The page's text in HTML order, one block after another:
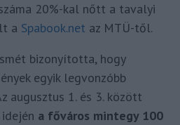
20%-kal nőtt a tavalyi
a Spabook.net az MTÜ-től.
bizonyította, hogy
egyik legvonzóbb
augusztus 1. és 3. között
a főváros mintegy 100